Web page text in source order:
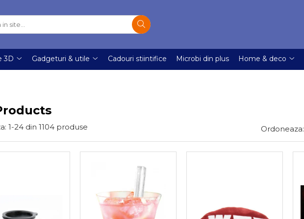
3D Gadgeturi & utile Cadouri stiintifice Microbi din plus Home & deco
1-24din 1104 produse Ordoneaza: